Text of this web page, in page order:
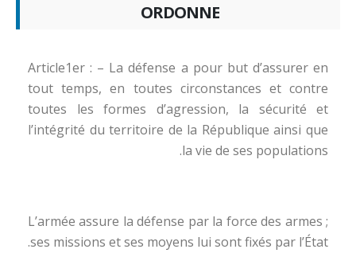
ORDONNE
Article1er : – La défense a pour but d’assurer en
tout temps, en toutes circonstances et contre
toutes les formes d’agression, la sécurité et
l’intégrité du territoire de la République ainsi que
la vie de ses populations.
L’armée assure la défense par la force des armes ;
ses missions et ses moyens lui sont fixés par l’État.